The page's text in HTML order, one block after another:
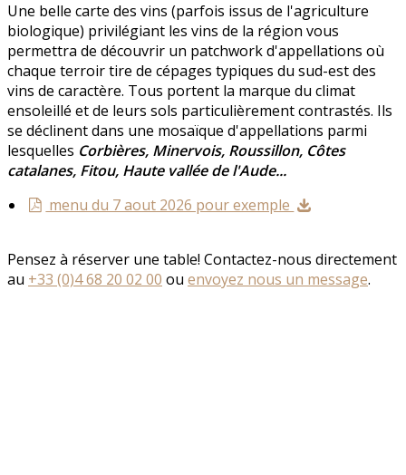
Une belle carte des vins (parfois issus de l'agriculture
biologique) privilégiant les vins de la région vous
permettra de découvrir un patchwork d'appellations où
chaque terroir tire de cépages typiques du sud-est des
vins de caractère. Tous portent la marque du climat
ensoleillé et de leurs sols particulièrement contrastés. Ils
se déclinent dans une mosaïque d'appellations parmi
lesquelles Corbières, Minervois, Roussillon, Côtes
catalanes, Fitou, Haute vallée de l'Aude...
menu du 7 aout 2026 pour exemple
Pensez à réserver une table! Contactez-nous directement
au +33 (0)4 68 20 02 00 ou envoyez nous un message.